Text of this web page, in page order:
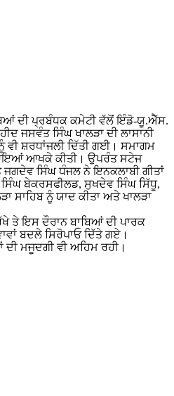
ਦੀ ਪ੍ਰਬੰਧਕ ਕਮੇਟੀ ਵੱਲੋਂ ਇੰਡੋ-ਯੂ.ਐੱਸ.
ਜਸਵੰਤ ਸਿੰਘ ਖਾਲੜਾ ਦੀ ਲਾਸਾਨੀ
ਵੀ ਸ਼ਰਧਾਂਜਲੀ ਦਿੱਤੀ ਗਈ। ਸਮਾਗਮ
ਆਇਆਂ ਆਖਕੇ ਕੀਤੀ। ਉਪਰੰਤ ਸਟੇਜ
ਜਗਦੇਵ ਸਿੰਘ ਧੰਜਲ ਨੇ ਇਨਕਲਾਬੀ ਗੀਤਾਂ
ਬੇਕਰਸਫੀਲਡ, ਸੁਖਦੇਵ ਸਿੰਘ ਸਿੱਧੂ,
ਸਾਹਿਬ ਨੂੰ ਯਾਦ ਕੀਤਾ ਅਤੇ ਖਾਲੜਾ
ਤੇ ਇਸ ਦੌਰਾਨ ਬਾਬਿਆਂ ਦੀ ਪਾਰਕ
ਬਦਲੇ ਸਿਰੋਪਾਓ ਦਿੱਤੇ ਗਏ।
ਮਜੂਦਗੀ ਵੀ ਅਹਿਮ ਰਹੀ।